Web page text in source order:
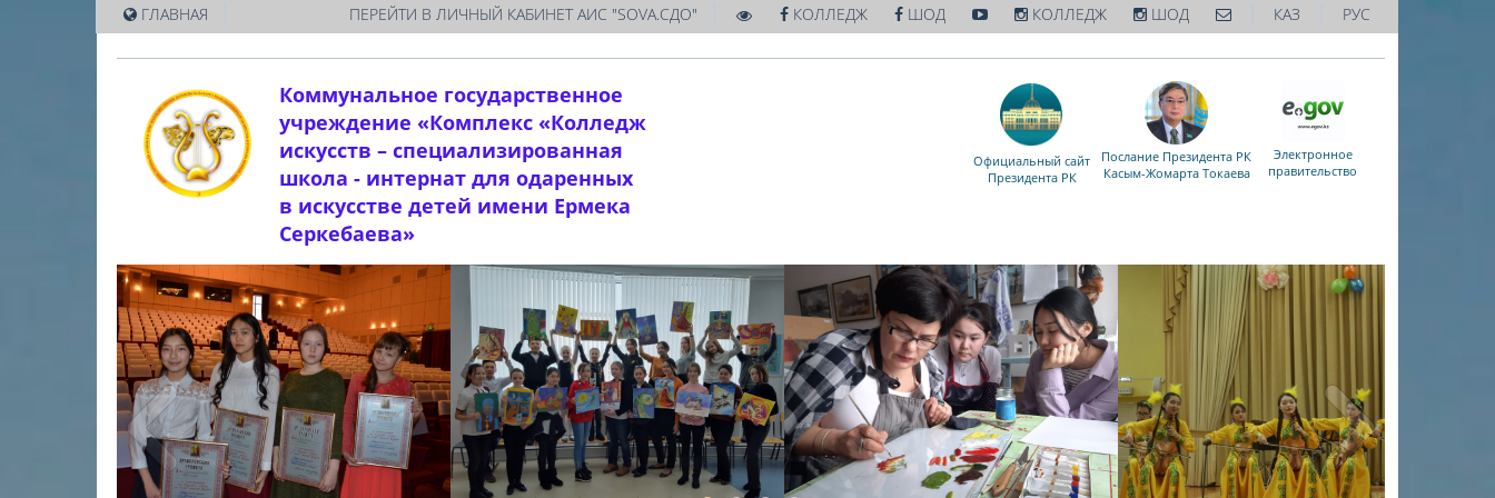
ГЛАВНАЯ ПЕРЕЙТИ В ЛИЧНЫЙ КАБИНЕТ АИС "SOVA.СДО" КОЛЛЕДЖ ШОД КОЛЛЕДЖ ШОД КАЗ РУС
Коммунальное государственное
учреждение «Комплекс «Колледж
искусств – специализированная
школа - интернат для одаренных
в искусстве детей имени Ермека
Серкебаева»
Электронное
правительство
Послание Президента РК
Касым-Жомарта Токаева
Официальный сайт
Президента РК